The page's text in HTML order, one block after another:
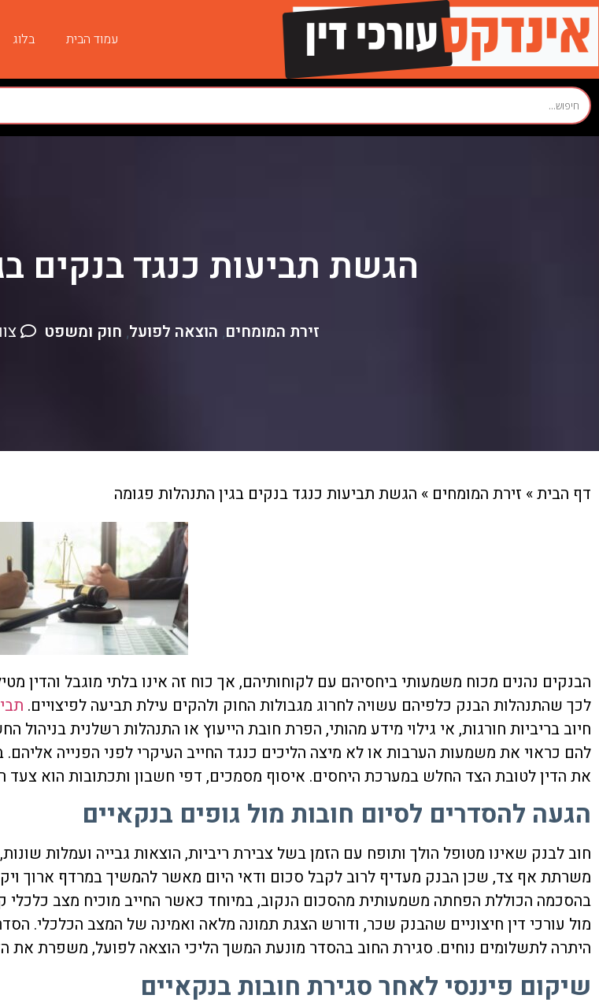
עמוד הבית בלוג
הגשת תביעות כנגד בנקים
זירת המומחים, הוצאה לפועל, חוק ומשפט
דף הבית» זירת המומחים » הגשת תביעות כנגד בנקים בגין התנהלות פגומה
הבנקים נהנים מכוח משמעותי ביחסיהם עם לקוחותיהם, אך כוח זה אינו בלתי מוגבל והדין
לכך שהתנהלות הבנק כלפיהם עשויה לחרוג מגבולות החוק ולהקים עילת תביעה לפיצויים.
חיוב בריביות חורגות, אי גילוי מידע מהותי, הפרת חובת הייעוץ או התנהלות רשלנית
להם כראוי את משמעות הערבות או לא מיצה הליכים כנגד החייב העיקרי לפני הפנייה
את הדין לטובת הצד החלש במערכת היחסים. איסוף מסמכים, דפי חשבון ותכתובות הוא צעד
הגעה להסדרים לסיום חובות מול גופים בנקאיים
חוב לבנק שאינו מטופל הולך ותופח עם הזמן בשל צבירת ריביות, הוצאות גבייה ועמלות
משרתת אף צד, שכן הבנק מעדיף לרוב לקבל סכום ודאי היום מאשר להמשיך במרדף ארוך
בהסכמה הכוללת הפחתה משמעותית מהסכום הנקוב, במיוחד כאשר החייב מוכיח מצב כלכלי
מול עורכי דין חיצוניים שהבנק שכר, ודורש הצגת תמונה מלאה ואמינה של המצב הכלכלי.
היתרה לתשלומים נוחים. סגירת החוב בהסדר מונעת המשך הליכי הוצאה לפועל, משפרת
שיקום פיננסי לאחר סגירת חובות בנקאיים